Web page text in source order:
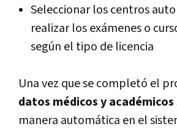
Seleccionar los centros
realizar los exámenes o
según el tipo de licencia
Una vez que se completó el
datos médicos y académicos
manera automática en el